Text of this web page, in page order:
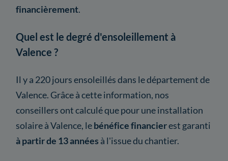
financièrement.
Quel est le degré d'ensoleillement à
Valence ?
Il y a 220 jours ensoleillés dans le département de
Valence. Grâce à cette information, nos
conseillers ont calculé que pour une installation
solaire à Valence, lebénéfice financierest garanti
à partir de 13 années à l'issue du chantier.